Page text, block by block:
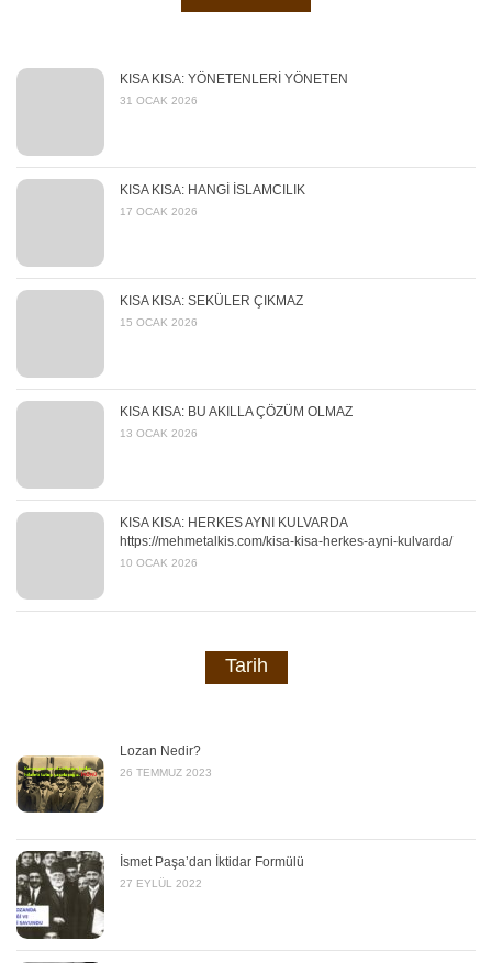
KISA KISA: YÖNETENLERİ YÖNETEN
31 OCAK 2026
KISA KISA: HANGİ İSLAMCILIK
17 OCAK 2026
KISA KISA: SEKÜLER ÇIKMAZ
15 OCAK 2026
KISA KISA: BU AKILLA ÇÖZÜM OLMAZ
13 OCAK 2026
KISA KISA: HERKES AYNI KULVARDA
https://mehmetalkis.com/kisa-kisa-herkes-ayni-kulvarda/
10 OCAK 2026
Tarih
Lozan Nedir?
26 TEMMUZ 2023
İsmet Paşa’dan İktidar Formülü
27 EYLÜL 2022